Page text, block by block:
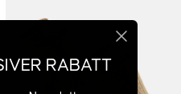
RABATT